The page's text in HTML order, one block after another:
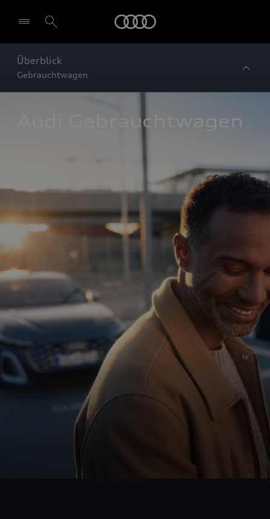
Überblick
Gebrauchtwagen
Audi Gebrauchtwagen